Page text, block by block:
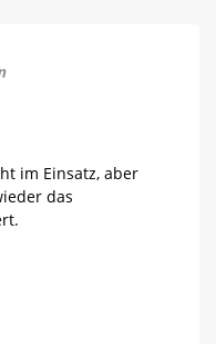
im Einsatz, aber
das